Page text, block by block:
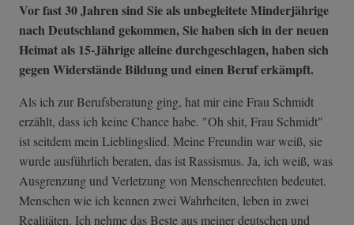
Vor fast 30 Jahren sind Sie als unbegleitete Minderjährige
nach Deutschland gekommen, Sie haben sich in der neuen
Heimat als 15-Jährige alleine durchgeschlagen, haben sich
gegen Widerstände Bildung und einen Beruf erkämpft.
Als ich zur Berufsberatung ging, hat mir eine Frau Schmidt
erzählt, dass ich keine Chance habe. "Oh shit, Frau Schmidt"
ist seitdem mein Lieblingslied. Meine Freundin war weiß, sie
wurde ausführlich beraten, das ist Rassismus. Ja, ich weiß, was
Ausgrenzung und Verletzung von Menschenrechten bedeutet.
Menschen wie ich kennen zwei Wahrheiten, leben in zwei
Realitäten. Ich nehme das Beste aus meiner deutschen und